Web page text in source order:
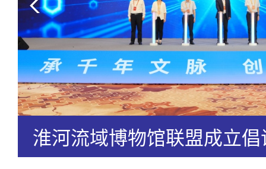
淮河流域博物馆联盟成立